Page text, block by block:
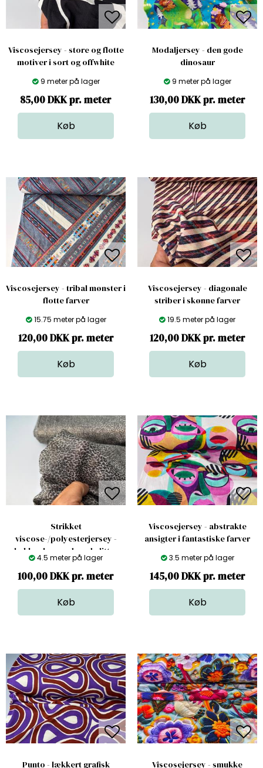
Viscosejersey - store og flotte
motiver i sort og offwhite
9 meter på lager
85,00 DKK pr. meter
Modaljersey - den gode
dinosaur
9 meter på lager
130,00 DKK pr. meter
Viscosejersey - tribal mønster i
flotte farver
15.75 meter på lager
120,00 DKK pr. meter
Viscosejersey - diagonale
striber i skønne farver
19.5 meter på lager
120,00 DKK pr. meter
Strikket
viscose-/polyesterjersey -
lækker leopard med glitter
4.5 meter på lager
100,00 DKK pr. meter
Viscosejersey - abstrakte
ansigter i fantastiske farver
3.5 meter på lager
145,00 DKK pr. meter
Punto - lækkert grafisk Viscosejersey - smukke